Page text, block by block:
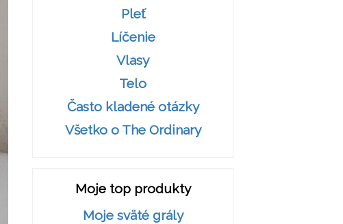
Pleť
Líčenie
Vlasy
Telo
Často kladené otázky
Všetko o The Ordinary
Moje top produkty
Moje sväté grály